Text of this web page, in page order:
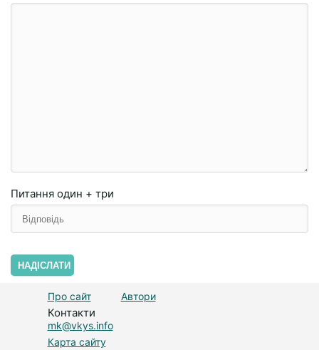
Питання один + три
НАДІСЛАТИ
Про сайт Автори
Контакти
mk@vkys.info
Карта сайту